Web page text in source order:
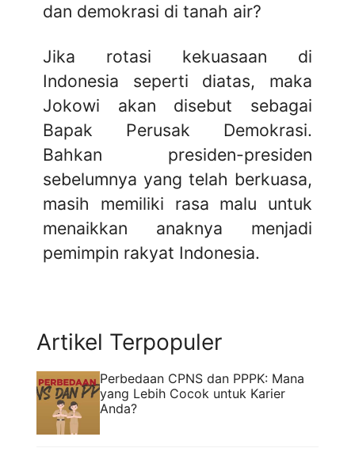
dan demokrasi di tanah air?
Jika rotasi kekuasaan di
Indonesia seperti diatas, maka
Jokowi akan disebut sebagai
Bapak Perusak Demokrasi.
Bahkan presiden-presiden
sebelumnya yang telah berkuasa,
masih memiliki rasa malu untuk
menaikkan anaknya menjadi
pemimpin rakyat Indonesia.
Artikel Terpopuler
Perbedaan CPNS dan PPPK: Mana
yang Lebih Cocok untuk Karier
Anda?